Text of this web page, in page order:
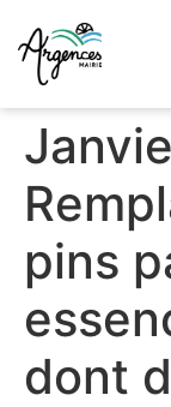
principal
pins
dont